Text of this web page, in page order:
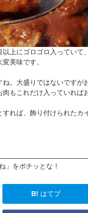
上にゴロゴロ入っていて
美味です。
。大盛りではないですが
もこれだけ入っていれば
れば、飾り付けられたカ
」をポチッとな！
B! はてブ